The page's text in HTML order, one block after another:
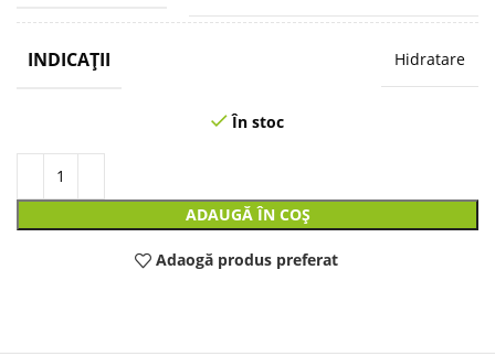
INDICAȚII Hidratare
În stoc
ADAUGĂ ÎN COȘ
Adaogă produs preferat